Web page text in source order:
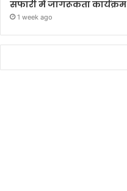
सफारी में जागरूकता कार्यक्रम
1 week ago